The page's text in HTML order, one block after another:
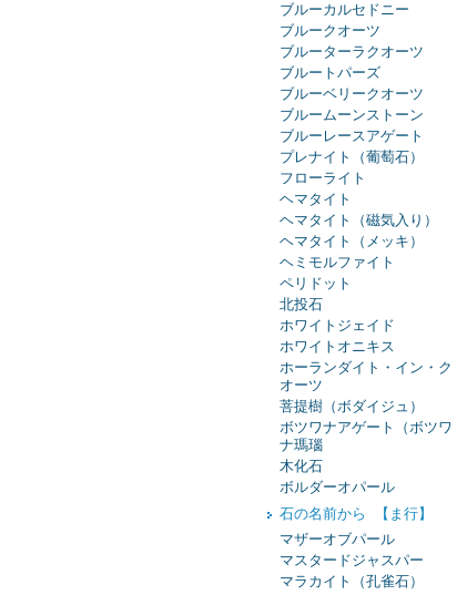
ブルーカルセドニー
ブルークオーツ
ブルーターラクオーツ
ブルートパーズ
ブルーベリークオーツ
ブルームーンストーン
ブルーレースアゲート
プレナイト（葡萄石）
フローライト
ヘマタイト
ヘマタイト（磁気入り）
ヘマタイト（メッキ）
ヘミモルファイト
ペリドット
北投石
ホワイトジェイド
ホワイトオニキス
ホーランダイト・イン・ク
オーツ
菩提樹（ボダイジュ）
ボツワナアゲート（ボツワ
ナ瑪瑙
木化石
ボルダーオパール
石の名前から 【ま行】
マザーオブパール
マスタードジャスパー
マラカイト（孔雀石）